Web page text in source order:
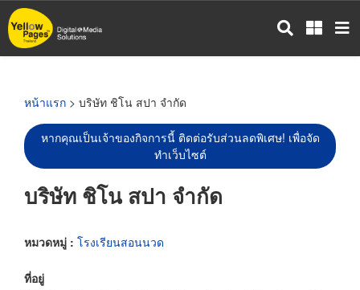
ข้าม
ไป
หน้าแรก > บริษัท ชิโน สปา จำกัด
หากคุณเป็นเจ้าของกิจการนี้ ติดต่อรับส่วนลดพิเศษ! เพื่อจัด
ทำเว็บไซต์
บริษัท ชิโน สปา จำกัด
หมวดหมู่ : โรงเรียนสอนนวด
ที่อยู่